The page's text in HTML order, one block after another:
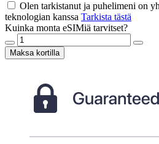
Olen tarkistanut ja puhelimeni on
teknologian kanssa Tarkista tästä
Kuinka monta eSIMiä tarvitset?
Maksa kortilla